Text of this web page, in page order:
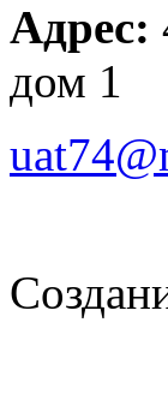
Адрес:
дом 1